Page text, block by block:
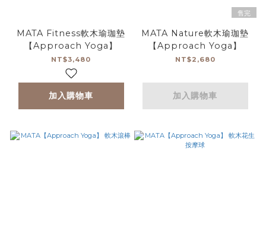
MATA Fitness軟木瑜珈墊
【Approach Yoga】
NT$3,480
加入購物車
售完
MATA Nature軟木瑜珈墊
【Approach Yoga】
NT$2,680
加入購物車